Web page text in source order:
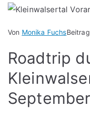
Von Monika Fuchs
Roadtrip
September